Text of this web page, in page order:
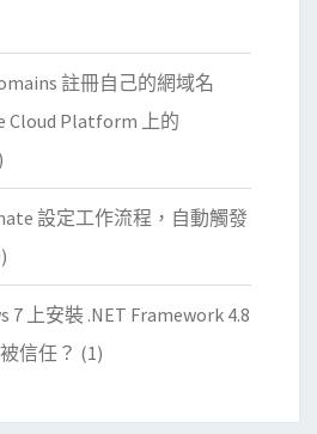
註冊自己的網域名
Cloud Platform 上的
設定工作流程，自動觸發
7 上安裝 .NET Framework 4.8
信任？ (1)